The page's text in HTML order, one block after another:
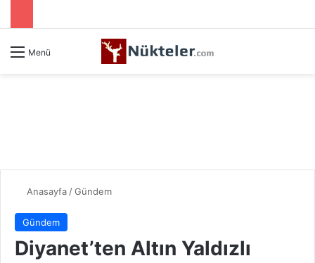
Menü
Anasayfa /Gündem
Gündem
Diyanet’ten Altın Yaldızlı